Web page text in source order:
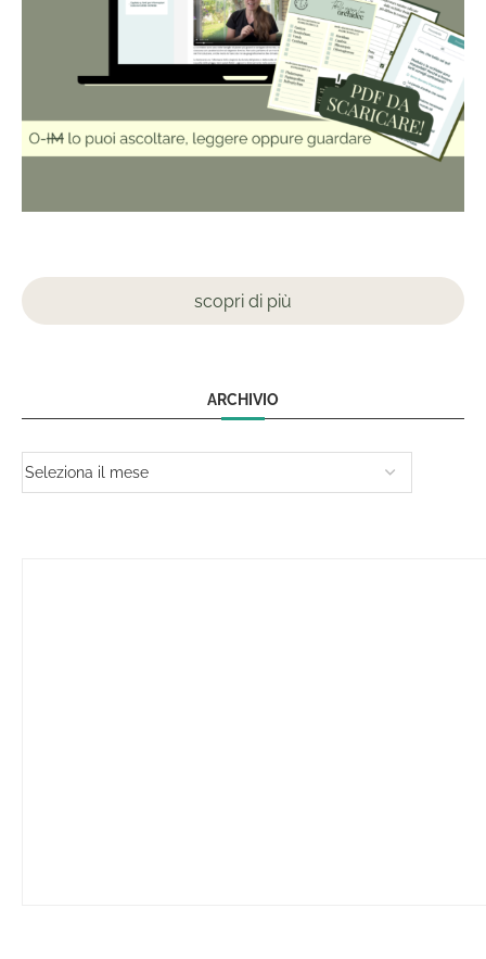
scopri di più
ARCHIVIO